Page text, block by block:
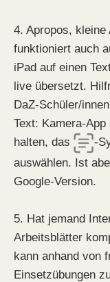
4. Apropos, kleine
funktioniert auch
iPad auf einen
live übersetzt.
DaZ-Schüler/
Text: Kamera-
halten, das
-
auswählen. Ist
Google-Version.
5. Hat jemand
Arbeitsblätter
kann anhand von
Einsetzübungen